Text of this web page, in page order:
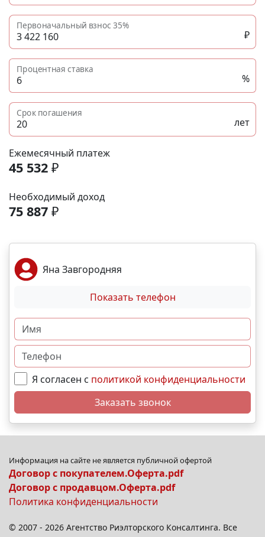
Первоначальный взнос35%
₽
Процентная ставка
%
Срок погашения
лет
Ежемесячный платеж
45 532 ₽
Необходимый доход
75 887 ₽
Яна Завгородняя
Показать телефон
Я согласен с политикой конфиденциальности
Заказать звонок
Информация на сайте не является публичной офертой
Договор с покупателем.Оферта.pdf
Договор с продавцом.Оферта.pdf
Политика конфиденциальности
© 2007 - 2026 Агентство Риэлторского Консалтинга. Все